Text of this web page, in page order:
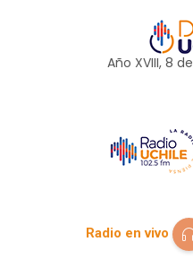
Año XVIII, 8 de
Radio en vivo